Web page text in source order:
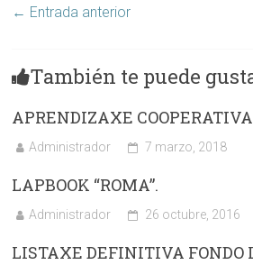
← Entrada anterior
También te puede
APRENDIZAXE COOPERATIVA
Administrador 7 marzo, 2018
LAPBOOK “ROMA”.
Administrador 26 octubre, 2016
LISTAXE DEFINITIVA FONDO